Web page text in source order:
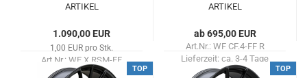
ARTIKEL
1.090,00 EUR
1,00 EUR pro Stk.
Art.Nr.: WF X.RSM-FF
Lieferzeit:ca. 3-4 Tage
ARTIKEL
ab 695,00 EUR
Art.Nr.: WF CF.4-FF R
Lieferzeit: ca. 3-4 Tage
TOP TOP